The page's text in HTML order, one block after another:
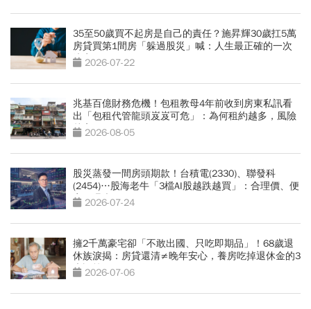
35至50歲買不起房是自己的責任？施昇輝30歲扛5萬
房貸買第1間房「躲過股災」喊：人生最正確的一次
決定2026-07-22
兆基百億財務危機！包租教母4年前收到房東私訊看
出「包租代管龍頭岌岌可危」：為何租約越多，風險
越高？
2026-08-05
股災蒸發一間房頭期款！台積電(2330)、聯發科
(2454)…股海老牛「3檔AI股越跌越買」：合理價、便
宜價曝光
2026-07-24
擁2千萬豪宅卻「不敢出國、只吃即期品」！68歲退
休族淚揭：房貸還清≠晚年安心，養房吃掉退休金的3
大誤算
2026-07-06